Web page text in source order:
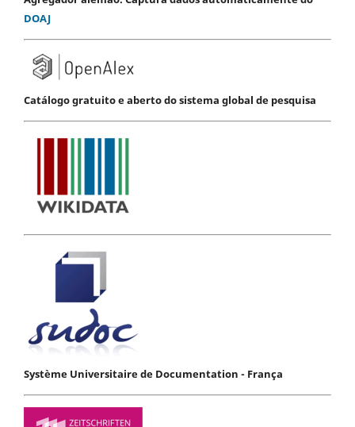
DOAJ
Catálogo gratuito e aberto do sistema global de pesquisa
Système Universitaire de Documentation - França